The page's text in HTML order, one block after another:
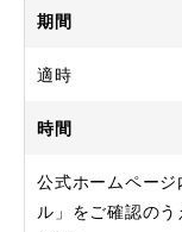
期間
適時
時間
公式ホームペー
ル」をご確認の